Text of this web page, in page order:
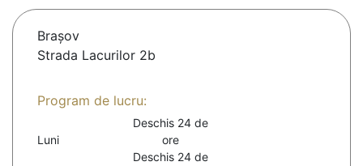
Braşov
Strada Lacurilor 2b
Program de lucru:
Luni
Deschis 24 de
ore
Deschis 24 de